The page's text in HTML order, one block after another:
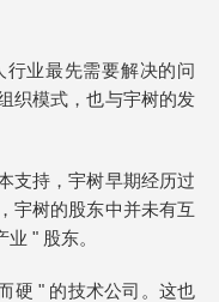
业最先需要解决的问
织模式，也与宇树的发
支持，宇树早期经历过
宇树的股东中并未有互
" 股东。
硬 " 的技术公司。这也